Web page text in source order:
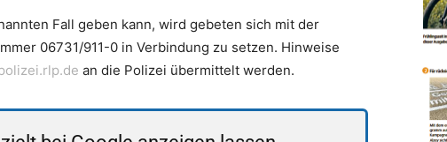
Fall geben kann, wird gebeten sich mit der
06731/911-0 in Verbindung zu setzen. Hinweise
an die Polizei übermittelt werden.